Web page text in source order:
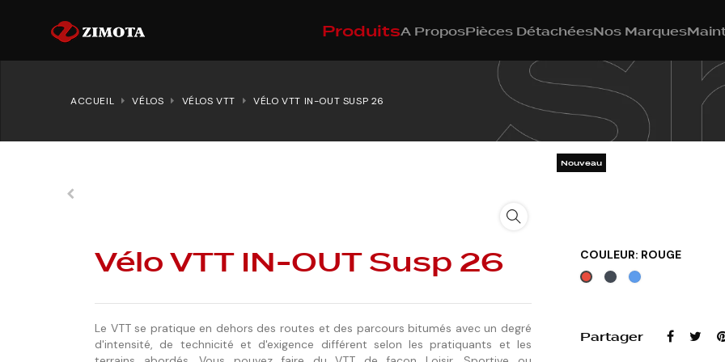
ProduitsA ProposPièces DétachéesNos Marques
ACCUEIL VÉLOS VÉLOS VTT VÉLO VTT IN-OUT SUSP 26
Nouveau
Vélo VTT IN-OUT Susp 26
Le VTT se pratique en dehors des routes et des parcours bitumés avec un degré
d'intensité, de technicité et d'exigence différent selon les pratiquants et les
COULEUR: ROUGE
RougeNoir Bleu
Partager